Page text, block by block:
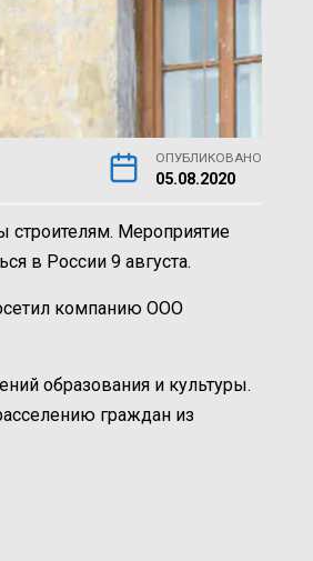
ОПУБЛИКОВАНО
05.08.2020
строителям. Мероприятие
в России 9 августа.
компанию ООО
образования и культуры.
граждан из